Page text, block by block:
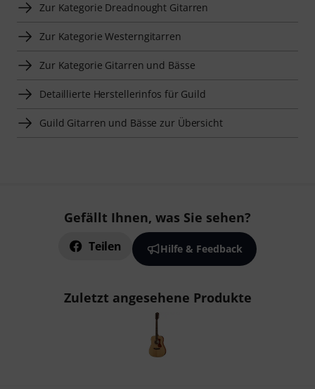
Zur Kategorie Dreadnought Gitarren
Zur Kategorie Westerngitarren
Zur Kategorie Gitarren und Bässe
Detaillierte Herstellerinfos für Guild
Guild Gitarren und Bässe zur Übersicht
Gefällt Ihnen, was Sie sehen?
Teilen Hilfe & Feedback
Zuletzt angesehene Produkte